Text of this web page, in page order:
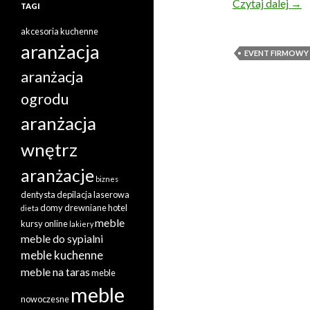
Czytaj dalej →
EVENT FIRMOWY
TAGI
akcesoria kuchenne
aranżacja
aranżacja
ogrodu
aranżacja
wnętrz
aranżacje biznes
dentystadepilacja laserowa
dieta domy drewnianehotel
kursy online lakierymeble
meble do sypialni
meble kuchenne
meble na tarasmeble
nowoczesne meble